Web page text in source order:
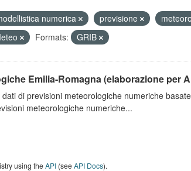
numerica previsione
Formats: GRIB
Emilia-Romagna (elaborazione per
di previsioni meteorologiche numeriche
meteorologiche numeriche...
using theAPI(seeAPI Docs).